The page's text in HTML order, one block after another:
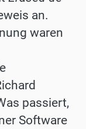
an.
waren
passiert,
Software